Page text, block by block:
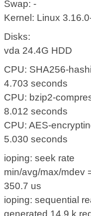
Swap: -
Kernel: Linux
Disks:
vda 24.4G HDD
CPU: SHA256-
4.703 seconds
CPU: bzip2-
8.012 seconds
CPU: AES-
5.030 seconds
ioping: seek rate
min/avg/max/mdev
350.7 us
ioping: sequential